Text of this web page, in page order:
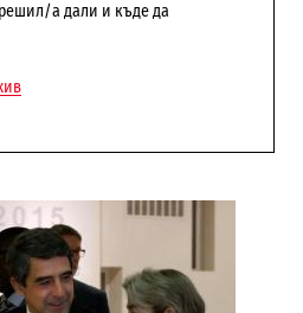
а дали и къде да